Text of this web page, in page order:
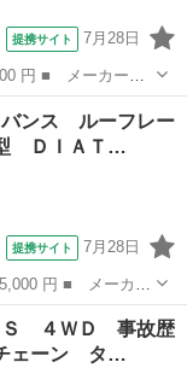
提携サイト 7月28日
レード名： ＦＡ
気量： 660cc ■ ド
バンス ルーフレー
ＤＩＡＴ…
提携サイト 7月28日
ード名： アドバ
ＡＴＯＮＥ８イン
Ｓ ４ＷＤ 事故歴
ェーン タ…